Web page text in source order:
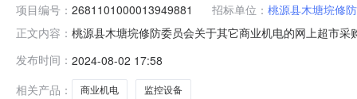
项目编号： 2681101000013949881 招标单位： 桃源县木塘垸修
正文内容： 桃源县木塘垸修防委员会关于其它商业机电的网上超市
政区划名称:湖南省常德市桃源县报价起止时间:-二、采
发布时间： 2024-08-02 17:58
相关产品：
商业机电 监控设备